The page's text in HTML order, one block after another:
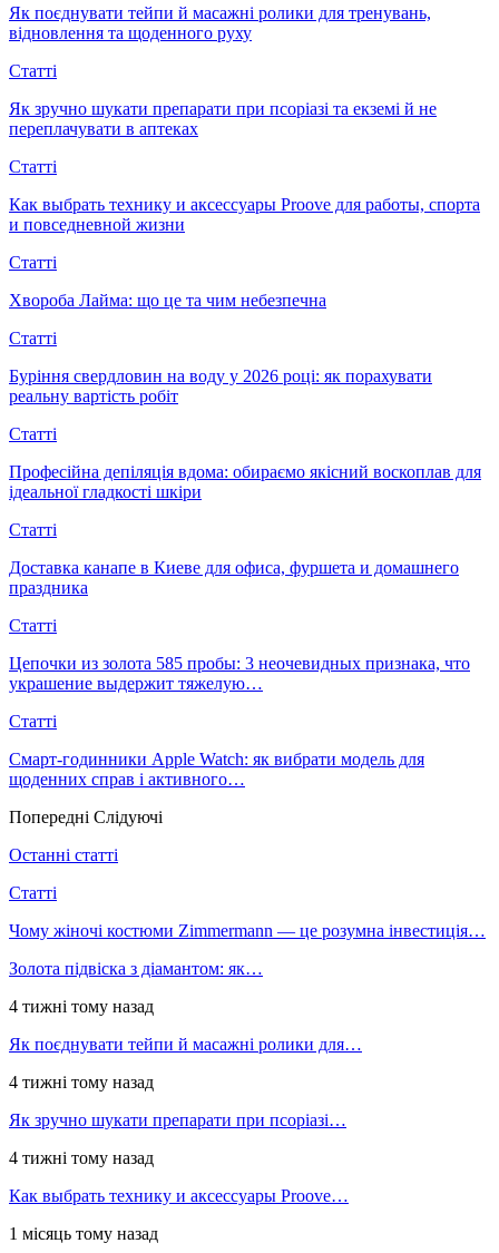
Як поєднувати тейпи й масажні ролики для тренувань,
відновлення та щоденного руху
Статті
Як зручно шукати препарати при псоріазі та екземі й не
переплачувати в аптеках
Статті
Как выбрать технику и аксессуары Proove для работы, спорта
и повседневной жизни
Статті
Хвороба Лайма: що це та чим небезпечна
Статті
Буріння свердловин на воду у 2026 році: як порахувати
реальну вартість робіт
Статті
Професійна депіляція вдома: обираємо якісний воскоплав для
ідеальної гладкості шкіри
Статті
Доставка канапе в Киеве для офиса, фуршета и домашнего
праздника
Статті
Цепочки из золота 585 пробы: 3 неочевидных признака, что
украшение выдержит тяжелую…
Статті
Смарт-годинники Apple Watch: як вибрати модель для
щоденних справ і активного…
Попередні Слідуючі
Останні статті
Статті
Чому жіночі костюми Zimmermann — це розумна інвестиція…
Золота підвіска з діамантом: як…
4 тижні тому назад
Як поєднувати тейпи й масажні ролики для…
4 тижні тому назад
Як зручно шукати препарати при псоріазі…
4 тижні тому назад
Как выбрать технику и аксессуары Proove…
1 місяць тому назад